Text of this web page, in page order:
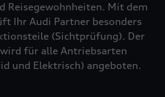
Reisegewohnheiten. Mit dem
Ihr Audi Partner besonders
(Sichtprüfung). Der
wird für alle Antriebsarten
und Elektrisch) angeboten.